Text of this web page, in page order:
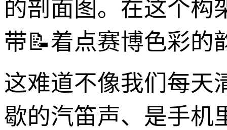
的剖面图。在这个构
带📝着点赛博色彩的
这难道不像我们每天
歇的汽笛声、是手机